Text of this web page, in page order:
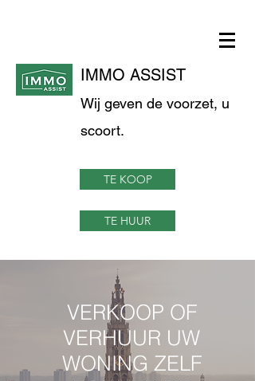
IMMO ASSIST
Wij geven de voorzet, u
scoort.
TE KOOP
TE HUUR
VERKOOP OF
VERHUUR UW
WONING ZELF